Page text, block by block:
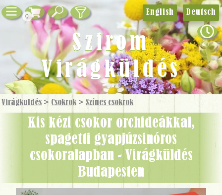
0
Virágküldés > Csokrok >Színes csokrok
Kis kézi csokor orchideákkal,
spagetti gyapjúzsinóros
csokoralapban - Virágküldés
Budapesten
English Deutsch
Szirom
Virágküldés